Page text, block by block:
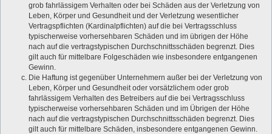
grob fahrlässigem Verhalten oder bei Schäden aus der Verletzung von
Leben, Körper und Gesundheit und der Verletzung wesentlicher
Vertragspflichten (Kardinalpflichten) auf die bei Vertragsschluss
typischerweise vorhersehbaren Schäden und im übrigen der Höhe
nach auf die vertragstypischen Durchschnittsschäden begrenzt. Dies
gilt auch für mittelbare Folgeschäden wie insbesondere entgangenen
Gewinn.
Die Haftung ist gegenüber Unternehmern außer bei der Verletzung von
Leben, Körper und Gesundheit oder vorsätzlichem oder grob
fahrlässigem Verhalten des Betreibers auf die bei Vertragsschluss
typischerweise vorhersehbaren Schäden und im Übrigen der Höhe
nach auf die vertragstypischen Durchschnittsschäden begrenzt. Dies
gilt auch für mittelbare Schäden, insbesondere entgangenen Gewinn.